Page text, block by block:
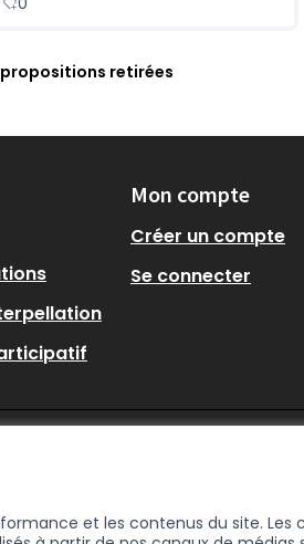
et les contenus du site.
retirées
Mon compte
Créer un compte
Se connecter